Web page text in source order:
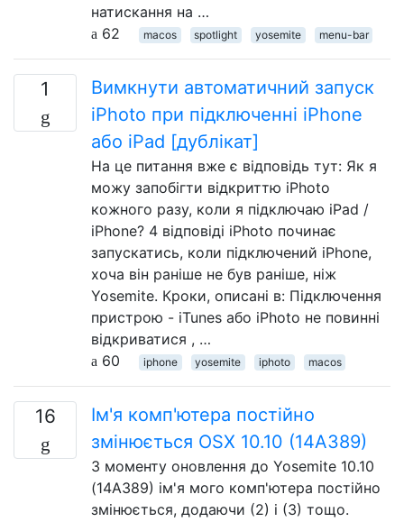
натискання на …
62
macos spotlight yosemite menu-bar
1
Вимкнути автоматичний запуск
iPhoto при підключенні iPhone
або iPad [дублікат]
На це питання вже є відповідь тут: Як я
можу запобігти відкриттю iPhoto
кожного разу, коли я підключаю iPad /
iPhone? 4 відповіді iPhoto починає
запускатись, коли підключений iPhone,
хоча він раніше не був раніше, ніж
Yosemite. Кроки, описані в: Підключення
пристрою - iTunes або iPhoto не повинні
відкриватися , …
60
iphone yosemite iphoto macos
16
Ім'я комп'ютера постійно
змінюється OSX 10.10 (14A389)
З моменту оновлення до Yosemite 10.10
(14A389) ім'я мого комп'ютера постійно
змінюється, додаючи (2) і (3) тощо.